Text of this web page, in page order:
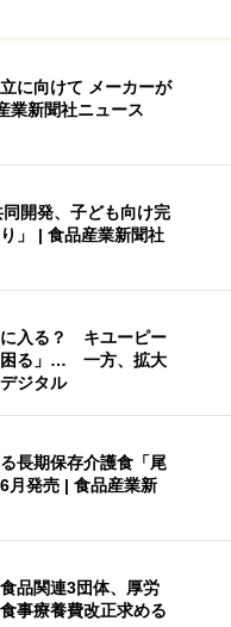
に向けて メーカーが
業新聞社ニュース
開発、子ども向け完
」 | 食品産業新聞社
入る？ キユーピー
困る」… 一方、拡大
ジタル
長期保存介護食「尾
月発売 | 食品産業新
品関連3団体、厚労
事療養費改正求める